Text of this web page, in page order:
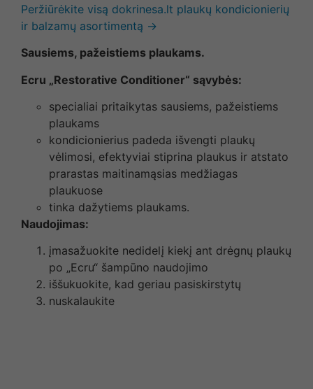
Peržiūrėkite visą dokrinesa.lt plaukų kondicionierių
ir balzamų asortimentą →
Sausiems, pažeistiems plaukams.
Ecru „Restorative Conditioner“ sąvybės:
specialiai pritaikytas sausiems, pažeistiems
plaukams
kondicionierius padeda išvengti plaukų
vėlimosi, efektyviai stiprina plaukus ir atstato
prarastas maitinamąsias medžiagas
plaukuose
tinka dažytiems plaukams.
Naudojimas:
įmasažuokite nedidelį kiekį ant drėgnų plaukų
po „Ecru“ šampūno naudojimo
iššukuokite, kad geriau pasiskirstytų
nuskalaukite